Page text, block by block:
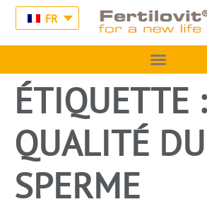
FR
ÉTIQUETTE :
QUALITÉ DU
SPERME